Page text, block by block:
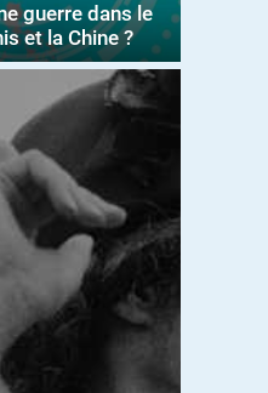
guerre dans le
et la Chine ?